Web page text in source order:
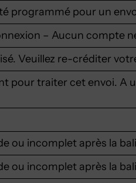
programmé pour un
– Aucun compte
Veuillez re-créditer
pour traiter cet envoi. A
ou incomplet après la
ou incomplet après la